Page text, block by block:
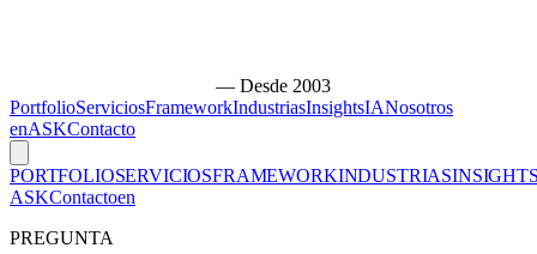
— Desde 2003
PortfolioServiciosFrameworkIndustriasInsightsIANosotros
enASKContacto
PORTFOLIOSERVICIOSFRAMEWORKINDUSTRIAS
ASKContactoen
PREGUNTA